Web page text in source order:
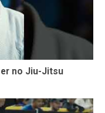
no Jiu-Jitsu